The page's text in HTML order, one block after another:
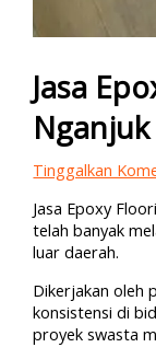
Jasa
Nganjuk
Tinggalkan
Jasa Epoxy
telah banyak
luar daerah.
Dikerjakan oleh
konsistensi di
proyek swasta